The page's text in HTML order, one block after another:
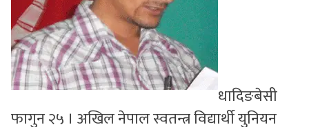
धादिङबेसी
फागुन २५ । अखिल नेपाल स्वतन्त्र विद्यार्थी युनियन